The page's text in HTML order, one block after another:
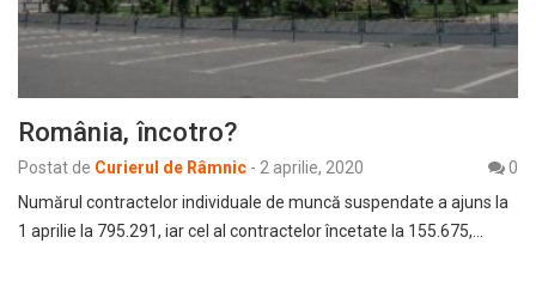
România, încotro?
Postat de Curierul de Râmnic - 2 aprilie, 2020
0
Numărul contractelor individuale de muncă suspendate a ajuns la
1 aprilie la 795.291, iar cel al contractelor încetate la 155.675,…